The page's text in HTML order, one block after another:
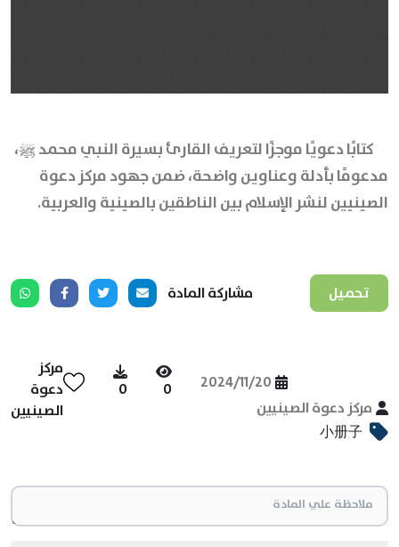
كتابًا دعويًا موجزًا لتعريف القارئ بسيرة النبي محمد ﷺ،
مدعومًا بأدلة وعناوين واضحة، ضمن جهود مركز دعوة
الصينيين لنشر الإسلام بين الناطقين بالصينية والعربية.
تحميل مشاركة المادة
مركز دعوة الصينيين
2024/11/20
0
0
مركز
دعوة
الصينيين
小册子